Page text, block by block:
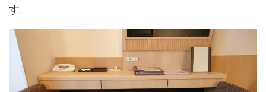
す。